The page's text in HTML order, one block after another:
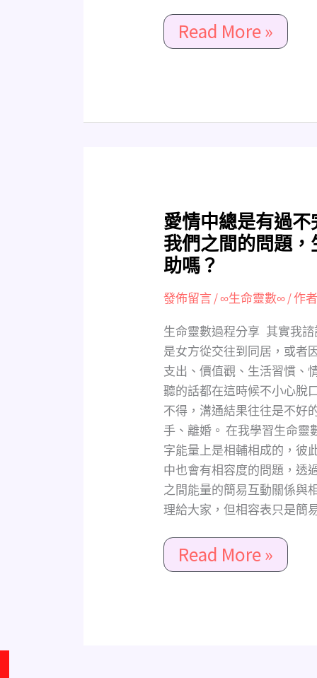
容
程
處
以
用
在
任
何
跟
自
己
有
關
的
數
字
Read More »
愛情中總是有過
我們之間的問題
助嗎？
發佈留言/∞生命靈數∞/ 作
生命靈數過程分享 其實我
是女方從交往到同居，或者
支出、價值觀、生活習慣、
聽的話都在這時候不小心脫
不得，溝通結果往往是不好
手、離婚。 在我學習生命
字能量上是相輔相成的，彼
中也會有相容度的問題，透
之間能量的簡易互動關係與
理給大家，但相容表只是簡
愛
情
中
總
是
過
不
完
的
課
題，
我
該
如
何
解
決
Read More »